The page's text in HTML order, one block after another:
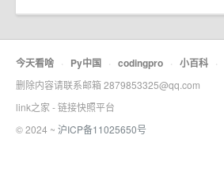
今天看啥 · Py中国 · codingpro · 小百科 ·
删除内容请联系邮箱 2879853325@qq.com
link之家 - 链接快照平台
© 2024 ~ 沪ICP备11025650号